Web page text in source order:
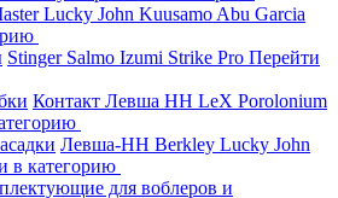
Lucky John Kuusamo Abu Garcia
Stinger Salmo Izumi Strike Pro Перейти
Контакт Левша НН LeX Porolonium
Левша-НН Berkley Lucky John
в категорию
для воблеров и